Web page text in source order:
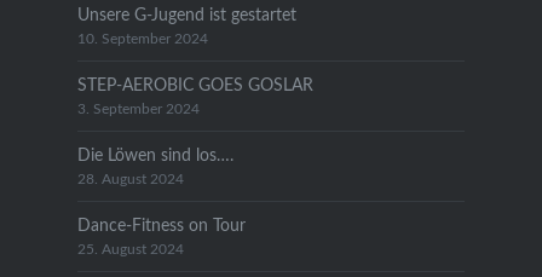
Unsere G-Jugend ist gestartet
10. September 2024
STEP-AEROBIC GOES GOSLAR
3. September 2024
Die Löwen sind los….
28. August 2024
Dance-Fitness on Tour
25. August 2024